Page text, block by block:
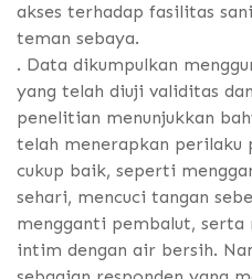
akses terhadap fasilitas
teman sebaya.
. Data dikumpulkan
yang telah diuji validitas
penelitian menunjukkan
telah menerapkan perilaku
cukup baik, seperti
sehari, mencuci tangan
mengganti pembalut, serta
intim dengan air bersih.